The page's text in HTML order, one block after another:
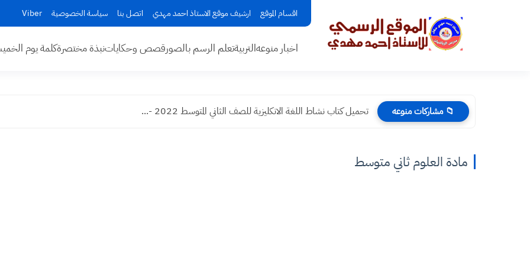
اقسام الموقع ارشيف موقع الاستاذ احمد مهدي اتصل بنا سياسة الخصوصية Viber
اخبار منوعهالتربيةتعلم الرسم بالصورقصص وحكاياتنبذة مختصرةكلمة يوم
📁 مشاركات منوعه تحميل كتاب نشاط اللغة الانكليزية للصف الثاني المتوسط 2022 -...
مادة العلوم ثاني متوسط